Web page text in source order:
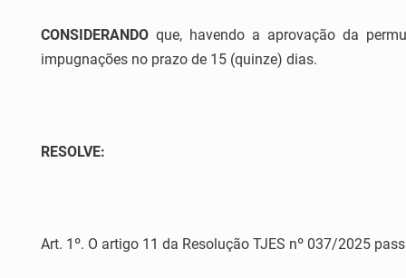
CONSIDERANDOque, havendo a aprovação da
impugnações no prazo de 15 (quinze) dias.
RESOLVE:
Art. 1º. O artigo 11 da Resolução TJES nº 037/2025